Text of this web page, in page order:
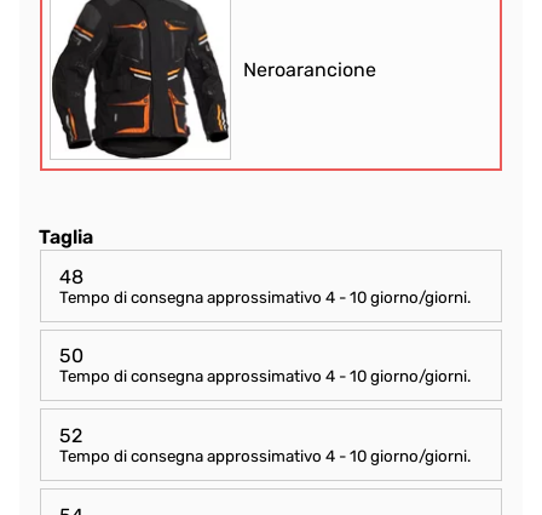
Neroarancione
Taglia
48
Tempo di consegna approssimativo 4 - 10 giorno/giorni.
50
Tempo di consegna approssimativo 4 - 10 giorno/giorni.
52
Tempo di consegna approssimativo 4 - 10 giorno/giorni.